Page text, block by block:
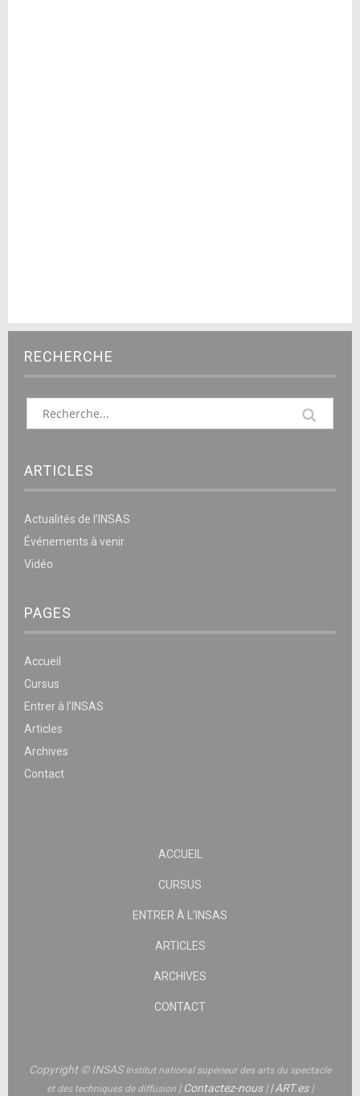
RECHERCHE
ARTICLES
Actualités de l’INSAS
Événements à venir
Vidéo
PAGES
Accueil
Cursus
Entrer à l’INSAS
Articles
Archives
Contact
ACCUEIL
CURSUS
ENTRER À L’INSAS
ARTICLES
ARCHIVES
CONTACT
Copyright © INSASInstitut national supérieur des arts du spectacle
et des techniques de diffusion |Contactez-nous||ART.es|